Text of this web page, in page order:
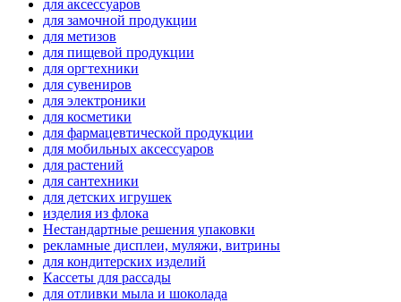
для аксессуаров
для замочной продукции
для метизов
для пищевой продукции
для оргтехники
для сувениров
для электроники
для косметики
для фармацевтической продукции
для мобильных аксессуаров
для растений
для сантехники
для детских игрушек
изделия из флока
Нестандартные решения упаковки
рекламные дисплеи, муляжи, витрины
для кондитерских изделий
Кассеты для рассады
для отливки мыла и шоколада